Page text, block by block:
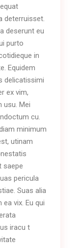
deterruisset.
deserunt eu
purto
in
Equidem
delicatissimi
ex vim,
usu. Mei
cu.
minimum
utinam
saepe
pericula
Suas alia
vix. Eu qui
iracu t